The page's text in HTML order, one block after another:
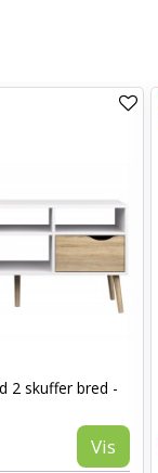
2 skuffer bred -
Vis